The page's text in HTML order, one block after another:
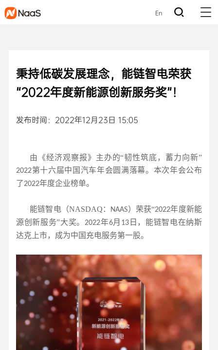
En
秉持低碳发展理念，能链智电荣获
“2022年度新能源创新服务奖”！
发布时间：2022年12月23日 15:05
由《经济观察报》主办的“韧性筑底，蓄力向新”
2022第十六届中国汽车年会圆满落幕。本次年会公布
了2022年度企业榜单。
能链智电（NASDAQ ： NAAS）荣获“2022年度新能
源创新服务”大奖。 2022年6月 13日，能链智电在纳斯
达克上市，成为中国充电服务第一股。